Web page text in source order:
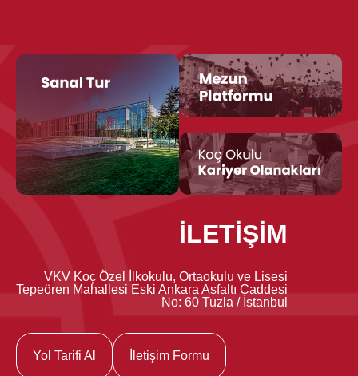
İLETİŞİM
VKV Koç Özel İlkokulu, Ortaokulu ve Lisesi
Tepeören Mahallesi Eski Ankara Asfaltı Caddesi
No: 60 Tuzla / İstanbul
Yol Tarifi Al İletişim Formu